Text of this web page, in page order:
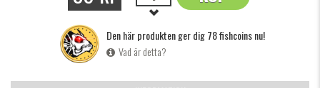
Den här produkten ger dig 78 fishcoins nu!
Vad är detta?